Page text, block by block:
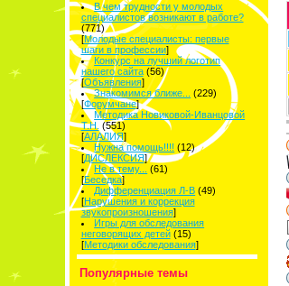
В чем трудности у молодых
специалистов возникают в работе?
(771)
[Молодые специалисты: первые
шаги в профессии]
Конкурс на лучший логотип
нашего сайта (56)
[Объявления]
Знакомимся ближе...
(229)
[Форумчане]
Методика Новиковой-Иванцовой
Т.Н. (551)
[АЛАЛИЯ]
Нужна помощь!!!! (12)
[ДИСЛЕКСИЯ]
Не в тему...
(61)
[Беседка]
Дифференциация Л-В (49)
[Нарушения и коррекция
звукопроизношения]
Игры для обследования
неговорящих детей (15)
[Методики обследования]
Популярные темы